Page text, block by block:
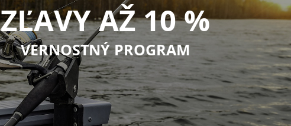
ZĽAVY AŽ 10 %
VERNOSTNÝ PROGRAM